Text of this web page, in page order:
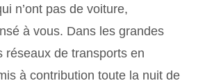
n’ont pas de voiture,
à vous. Dans les grandes
réseaux de transports en
à contribution toute la nuit de